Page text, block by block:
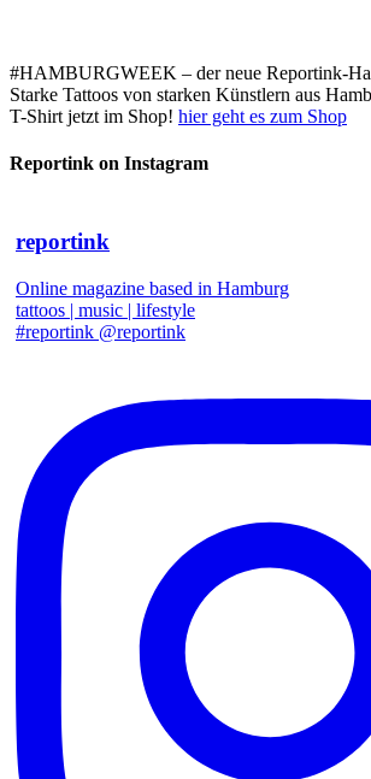
#HAMBURGWEEK – der neue Reportink-
Starke Tattoos von starken Künstlern aus
T-Shirt jetzt im Shop! hier geht es zum Shop
Reportink on Instagram
reportink
Online magazine based in Hamburg
tattoos | music | lifestyle
#reportink @reportink